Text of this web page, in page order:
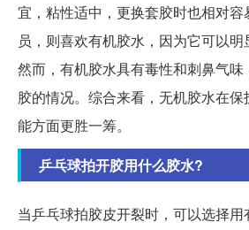
宜，粘性适中，更换套胶时也相对
员，则喜欢有机胶水，因为它可以明
然而，有机胶水具有毒性和刺鼻气
胶的情况。综合来看，无机胶水在
能方面更胜一筹。
乒乓球拍开胶用什么胶水?
当乒乓球拍胶皮开裂时，可以选择